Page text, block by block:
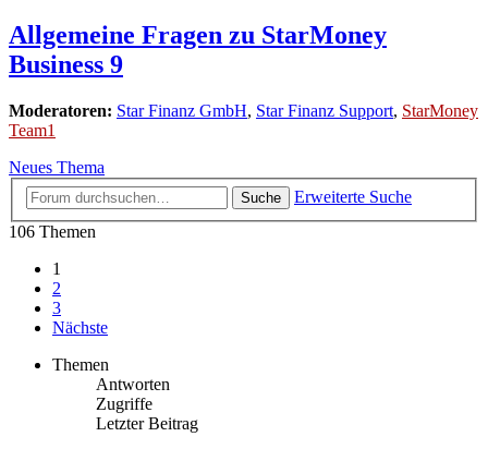
Allgemeine Fragen zu StarMoney
Business 9
Moderatoren: Star Finanz GmbH, Star Finanz Support, StarMoney
Team1
Neues Thema
Suche
Erweiterte Suche
106 Themen
1
2
3
Nächste
Themen
Antworten
Zugriffe
Letzter Beitrag